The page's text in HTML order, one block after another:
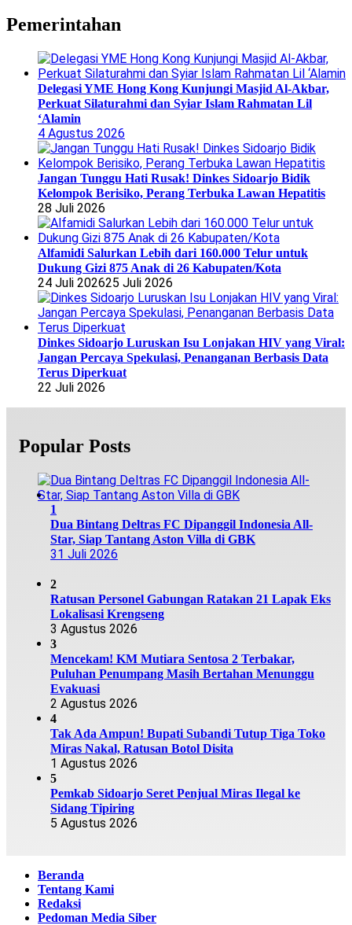
Pemerintahan
Delegasi YME Hong Kong Kunjungi Masjid Al-Akbar,
Perkuat Silaturahmi dan Syiar Islam Rahmatan Lil
‘Alamin
4 Agustus 2026
Jangan Tunggu Hati Rusak! Dinkes Sidoarjo Bidik
Kelompok Berisiko, Perang Terbuka Lawan Hepatitis
28 Juli 2026
Alfamidi Salurkan Lebih dari 160.000 Telur untuk
Dukung Gizi 875 Anak di 26 Kabupaten/Kota
24 Juli 202625 Juli 2026
Dinkes Sidoarjo Luruskan Isu Lonjakan HIV yang Viral:
Jangan Percaya Spekulasi, Penanganan Berbasis Data
Terus Diperkuat
22 Juli 2026
Popular Posts
1
Dua Bintang Deltras FC Dipanggil Indonesia All-
Star, Siap Tantang Aston Villa di GBK
31 Juli 2026
2
Ratusan Personel Gabungan Ratakan 21 Lapak Eks
Lokalisasi Krengseng
3 Agustus 2026
3
Mencekam! KM Mutiara Sentosa 2 Terbakar,
Puluhan Penumpang Masih Bertahan Menunggu
Evakuasi
2 Agustus 2026
4
Tak Ada Ampun! Bupati Subandi Tutup Tiga Toko
Miras Nakal, Ratusan Botol Disita
1 Agustus 2026
5
Pemkab Sidoarjo Seret Penjual Miras Ilegal ke
Sidang Tipiring
5 Agustus 2026
Beranda
Tentang Kami
Redaksi
Pedoman Media Siber